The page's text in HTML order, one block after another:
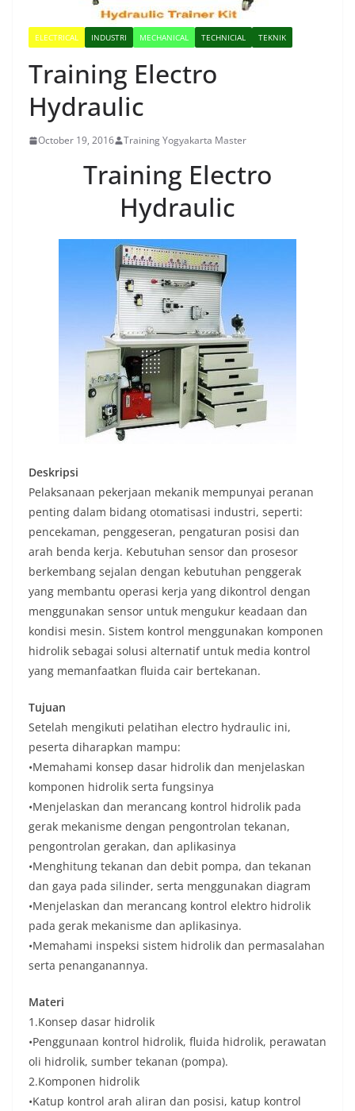
ELECTRICAL INDUSTRI MECHANICAL TECHNICIAL TEKNIK
Training Electro
Hydraulic
October 19, 2016 Training Yogyakarta Master
Training Electro
Hydraulic
Deskripsi
Pelaksanaan pekerjaan mekanik mempunyai peranan
penting dalam bidang otomatisasi industri, seperti:
pencekaman, penggeseran, pengaturan posisi dan
arah benda kerja. Kebutuhan sensor dan prosesor
berkembang sejalan dengan kebutuhan penggerak
yang membantu operasi kerja yang dikontrol dengan
menggunakan sensor untuk mengukur keadaan dan
kondisi mesin. Sistem kontrol menggunakan komponen
hidrolik sebagai solusi alternatif untuk media kontrol
yang memanfaatkan fluida cair bertekanan.
Tujuan
Setelah mengikuti pelatihan electro hydraulic ini,
peserta diharapkan mampu:
•Memahami konsep dasar hidrolik dan menjelaskan
komponen hidrolik serta fungsinya
•Menjelaskan dan merancang kontrol hidrolik pada
gerak mekanisme dengan pengontrolan tekanan,
pengontrolan gerakan, dan aplikasinya
•Menghitung tekanan dan debit pompa, dan tekanan
dan gaya pada silinder, serta menggunakan diagram
•Menjelaskan dan merancang kontrol elektro hidrolik
pada gerak mekanisme dan aplikasinya.
•Memahami inspeksi sistem hidrolik dan permasalahan
serta penanganannya.
Materi
1.Konsep dasar hidrolik
•Penggunaan kontrol hidrolik, fluida hidrolik, perawatan
oli hidrolik, sumber tekanan (pompa).
2.Komponen hidrolik
•Katup kontrol arah aliran dan posisi, katup kontrol